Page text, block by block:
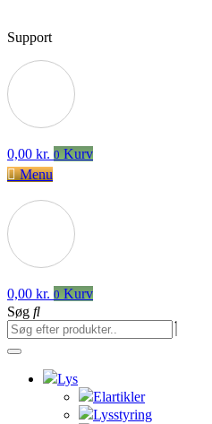
Support
0,00 kr. 0 Kurv
Menu
0,00 kr. 0 Kurv
Søg
Lys
Elartikler
Lysstyring